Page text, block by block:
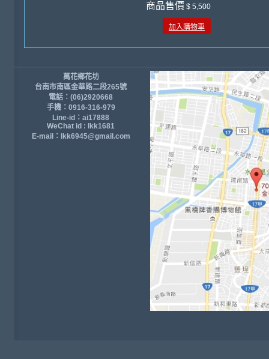
商品售價 $ 5,500
加入購物車
萬花鄉花坊
台南市南區金華路二段265號
電話：(06)2920668
手機：0916-316-979
Line-id：ai17888
WeChat id : lkk1681
E-mail：lkk6945@gmail.com